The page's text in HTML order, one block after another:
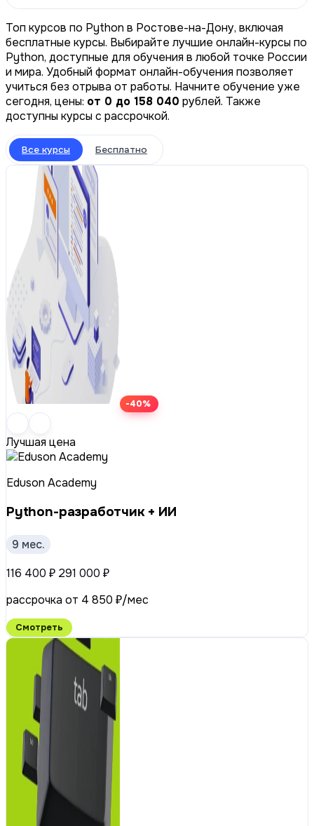
Топ курсов по Python в Ростове-на-Дону, включая
бесплатные курсы. Выбирайте лучшие онлайн-курсы по
Python, доступные для обучения в любой точке России
и мира. Удобный формат онлайн-обучения позволяет
учиться без отрыва от работы. Начните обучение уже
сегодня, цены: от 0 до 158 040 рублей. Также
доступны курсы с рассрочкой.
Все курсы Бесплатно
-40%
Лучшая цена
Eduson Academy
Python-разработчик + ИИ
9 мес.
116 400 ₽ 291 000 ₽
рассрочка от 4 850 ₽/мес
Смотреть